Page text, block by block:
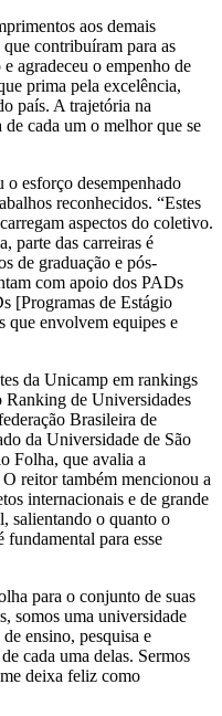
aos demais
contribuíram para as
agradeceu o empenho de
prima pela excelência,
país. A trajetória na
cada um o melhor que se
esforço desempenhado
reconhecidos. “Estes
aspectos do coletivo.
parte das carreiras é
de graduação e pós-
com apoio dos PADs
[Programas de Estágio
que envolvem equipes e
da Unicamp em rankings
Ranking de Universidades
Brasileira de
da Universidade de São
Folha, que avalia a
reitor também mencionou a
internacionais e de grande
salientando o quanto o
para esse
para o conjunto de suas
somos uma universidade
ensino, pesquisa e
cada uma delas. Sermos
deixa feliz como